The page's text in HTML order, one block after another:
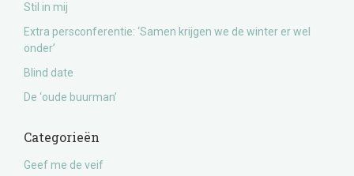
Stil in mij
Extra persconferentie: ‘Samen krijgen we de winter er wel
onder’
Blind date
De ‘oude buurman’
Categorieën
Geef me de veif